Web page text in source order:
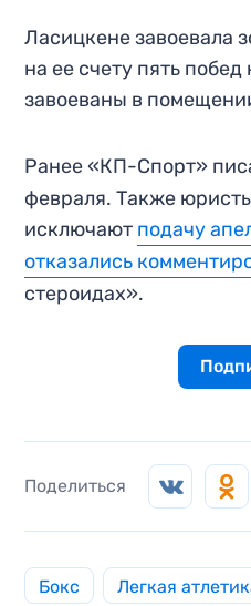
Ласицкене завоевала
на ее счету пять
завоеваны в
Ранее «КП-Спорт»
февраля. Также
исключают подачу
отказались
стероидах».
Поделиться
Бокс Легкая